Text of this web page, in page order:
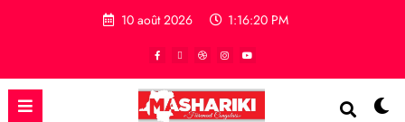
10 août 2026 1:16:21 PM